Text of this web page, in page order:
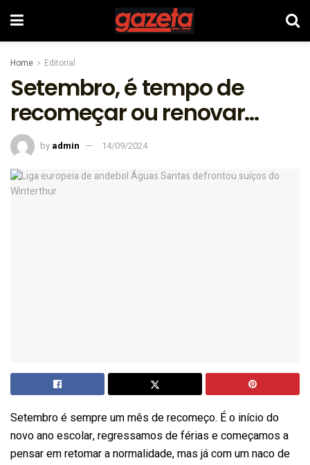
Home Editorial
Setembro, é tempo de
recomeçar ou renovar…
by admin 14/09/2024
Setembro é sempre um mês de recomeço. É o início do
novo ano escolar, regressamos de férias e começamos a
pensar em retomar a normalidade, mas já com um naco de